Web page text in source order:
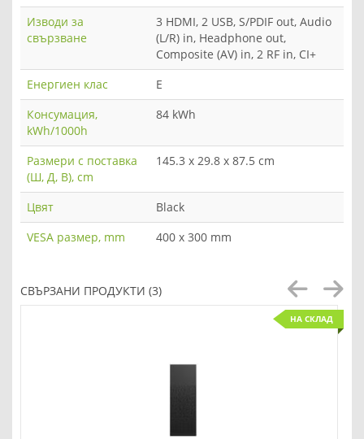
Изводи за
свързване
3 HDMI, 2 USB, S/PDIF out, Audio
(L/R) in, Headphone out,
Composite (AV) in, 2 RF in, CI+
Енергиен клас
E
Консумация,
kWh/1000h
84 kWh
Размери с поставка
(Ш, Д, В), cm
145.3 x 29.8 x 87.5 cm
Цвят
Black
VESA размер, mm
400 x 300 mm
СВЪРЗАНИ ПРОДУКТИ (3)
НА СКЛАД